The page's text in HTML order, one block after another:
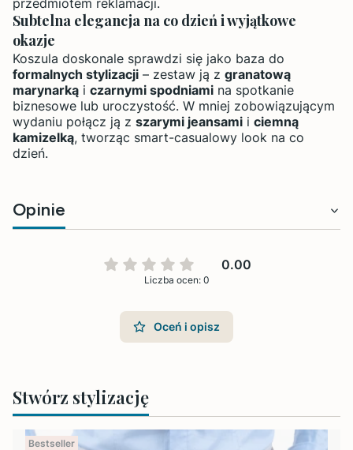
Subtelna elegancja na co dzień i wyjątkowe
okazje
Koszula doskonale sprawdzi się jako baza do
formalnych stylizacji – zestaw ją z granatową
marynarką i czarnymi spodniami na spotkanie
biznesowe lub uroczystość. W mniej zobowiązującym
wydaniu połącz ją z szarymi jeansami i ciemną
kamizelką, tworząc smart-casualowy look na co
dzień.
Opinie
0.00
Liczba ocen: 0
Oceń i opisz
Stwórz stylizację
Bestseller